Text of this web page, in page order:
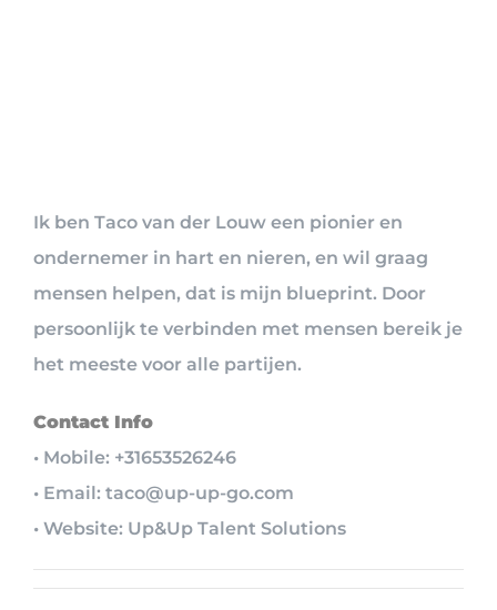
Ik ben Taco van der Louw een pionier en
ondernemer in hart en nieren, en wil graag
mensen helpen, dat is mijn blueprint. Door
persoonlijk te verbinden met mensen bereik je
het meeste voor alle partijen.
Contact Info
• Mobile: +31653526246
• Email: taco@up-up-go.com
• Website: Up&Up Talent Solutions